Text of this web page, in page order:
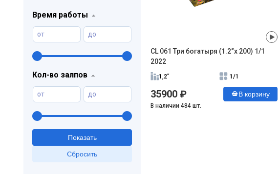
Время работы
от до
Кол-во залпов
от до
CL 061 Три богатыря (1.2“x 200) 1/1
2022
1,2" 1/1
35900 ₽ В корзину
В наличии 484 шт.